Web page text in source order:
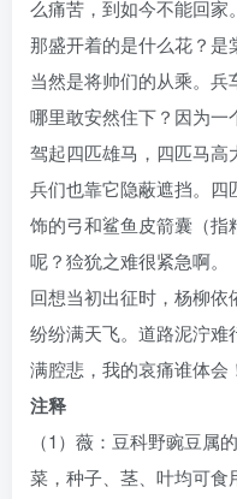
么痛苦，到如今不能回家。
那盛开着的是什么花？是
当然是将帅们的从乘。兵
哪里敢安然住下？因为一
驾起四匹雄马，四匹马
兵们也靠它隐蔽遮挡。四
饰的弓和鲨鱼皮箭囊（指
呢？猃狁之难很紧急啊。
回想当初出征时，杨柳
纷纷满天飞。道路泥泞
满腔悲，我的哀痛谁体会
注释
（1）薇：豆科野豌豆属
菜，种子、茎、叶均可